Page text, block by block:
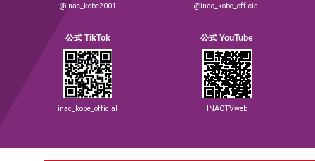
@inac_kobe2001 @inac_kobe_official
公式 TikTok
inac_kobe_official
公式 YouTube
INACTVweb